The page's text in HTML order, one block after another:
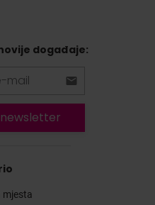
događaje:
newsletter
mjesta